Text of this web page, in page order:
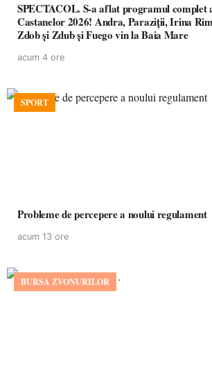
SPECTACOL. S-a aflat programul complet
Castanelor 2026! Andra, Paraziții, Irina
Zdob și Zdub și Fuego vin la Baia Mare
acum 4 ore
SPORT
Probleme de percepere a noului regulament
acum 13 ore
BURSA ZVONURILOR